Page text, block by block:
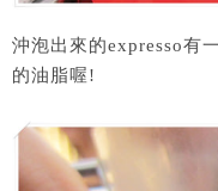
沖泡出來的expresso有
的油脂喔!